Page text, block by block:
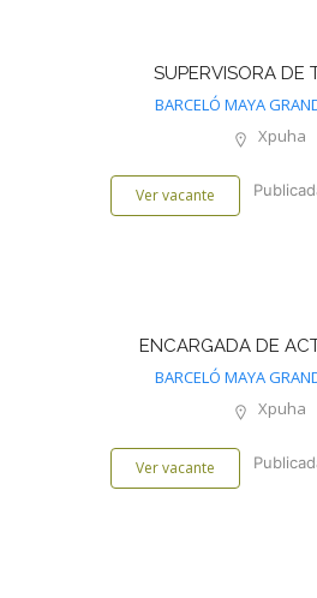
SUPERVISORA DE
BARCELÓ MAYA
Xpuha
Ver vacante
ENCARGADA DE
BARCELÓ MAYA
Xpuha
Ver vacante